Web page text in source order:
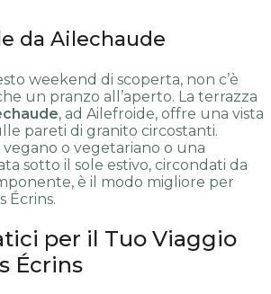
da Ailechaude
weekend di scoperta, non c’è
un pranzo all’aperto. La terrazza
, ad Ailefroide, offre una vista
pareti di granito circostanti.
o vegetariano o una
sotto il sole estivo, circondati da
è il modo migliore per
Écrins.
per il Tuo Viaggio
Écrins